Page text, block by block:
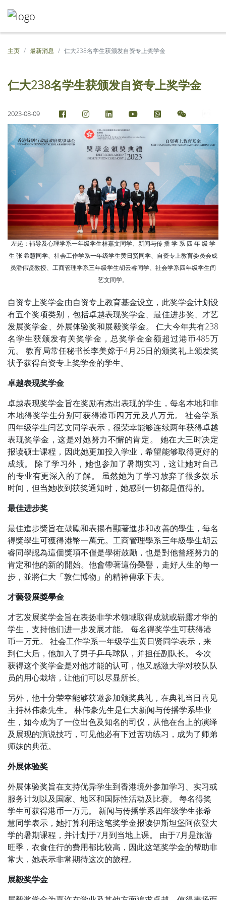
主页 最新消息 仁大238名学生获颁发自资专上奖学金
仁大238名学生获颁发自资专上奖学金
2023-08-09
左起：辅导及心理学系一年级学生林嘉文同学、新闻与传 播 学 系 四 年 级 学
生 张 希慧同学、社会工作学系一年级学生黄日贤同学、自资专上教育委员会成
员潘伟贤教授、工商管理学系三年级学生胡云睿同学、社会学系四年级学生闫
艺文同学。
自资专上奖学金由自资专上教育基金设立，此奖学金计划设
有五个奖项类别，包括卓越表现奖学金、最佳进步奖、才艺
发展奖学金、外展体验奖和展毅奖学金。 仁大今年共有238
名学生获颁发有关奖学金，总奖学金金额超过港币485万
元。 教育局常任秘书长李美嫦于4月25日的颁奖礼上颁发奖
状予获得自资专上奖学金的学生。
卓越表现奖学金
卓越表现奖学金旨在奖励有杰出表现的学生，每名本地和非
本地得奖学生分别可获得港币四万元及八万元。 社会学系
四年级学生闫艺文同学表示，很荣幸能够连续两年获得卓越
表现奖学金，这是对她努力不懈的肯定。 她在大三时决定
报读硕士课程，因此她更加投入学业，希望能够取得更好的
成绩。 除了学习外，她也参加了暑期实习，这让她对自己
的专业有更深入的了解。 虽然她为了学习放弃了很多娱乐
时间，但当她收到获奖通知时，她感到一切都是值得的。
最佳进步奖
最佳進步獎旨在鼓勵和表揚有顯著進步和改善的學生，每名
得獎學生可獲得港幣一萬元。工商管理學系三年級學生胡云
睿同學認為這個獎項不僅是學術鼓勵，也是對他曾經努力的
肯定和他的新的開始。他會帶著這份榮譽，走好人生的每一
步，並將仁大「敦仁博物」的精神傳承下去。
才藝發展獎學金
才艺发展奖学金旨在表扬非学术领域取得成就或崭露才华的
学生，支持他们进一步发展才能。 每名得奖学生可获得港
币一万元。 社会工作学系一年级学生黄日贤同学表示，来
到仁大后，他加入了男子乒乓球队，并担任副队长。 今次
获得这个奖学金是对他才能的认可，他又感激大学对校队队
员的用心栽培，让他们可以尽显所长。
另外，他十分荣幸能够获邀参加颁奖典礼，在典礼当日喜见
主持林伟豪先生。 林伟豪先生是仁大新闻与传播学系毕业
生，如今成为了一位出色及知名的司仪，从他在台上的演绎
及展现的演说技巧，可见他必有下过苦功练习，成为了师弟
师妹的典范。
外展体验奖
外展体验奖旨在支持优异学生到香港境外参加学习、实习或
服务计划以及国家、地区和国际性活动及比赛。 每名得奖
学生可获得港币一万元。 新闻与传播学系四年级学生张希
慧同学表示，她打算利用这笔奖学金报读伊斯坦堡阿依登大
学的暑期课程，并计划于7月到当地上课。 由于7月是旅游
旺季，衣食住行的费用都比较高，因此这笔奖学金的帮助非
常大，她表示非常期待这次的旅程。
展毅奖学金